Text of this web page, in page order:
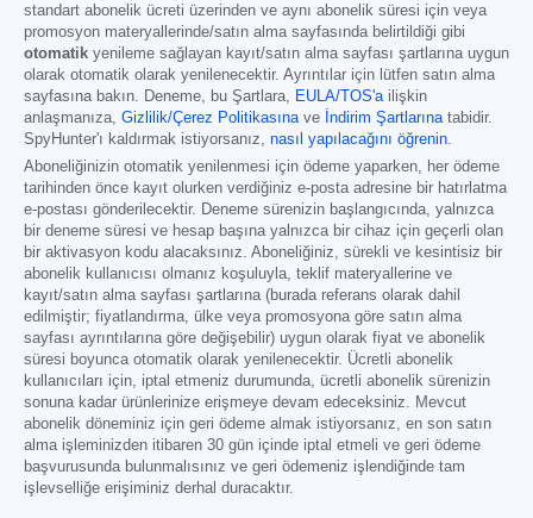
standart abonelik ücreti üzerinden ve aynı abonelik süresi için veya
promosyon materyallerinde/satın alma sayfasında belirtildiği gibi
otomatik yenileme sağlayan kayıt/satın alma sayfası şartlarına uygun
olarak otomatik olarak yenilenecektir. Ayrıntılar için lütfen satın alma
sayfasına bakın. Deneme, bu Şartlara,
EULA/TOS'a ilişkin
anlaşmanıza, Gizlilik/Çerez Politikasına ve İndirim Şartlarına tabidir.
SpyHunter'ı kaldırmak istiyorsanız, nasıl yapılacağını öğrenin
Aboneliğinizin otomatik yenilenmesi için ödeme yaparken, her ödeme
tarihinden önce kayıt olurken verdiğiniz e-posta adresine bir hatırlatma
e-postası gönderilecektir. Deneme sürenizin başlangıcında, yalnızca
bir deneme süresi ve hesap başına yalnızca bir cihaz için geçerli olan
bir aktivasyon kodu alacaksınız. Aboneliğiniz, sürekli ve kesintisiz bir
abonelik kullanıcısı olmanız koşuluyla, teklif materyallerine ve
kayıt/satın alma sayfası şartlarına (burada referans olarak dahil
edilmiştir; fiyatlandırma, ülke veya promosyona göre satın alma
sayfası ayrıntılarına göre değişebilir) uygun olarak fiyat ve abonelik
süresi boyunca otomatik olarak yenilenecektir. Ücretli abonelik
kullanıcıları için, iptal etmeniz durumunda, ücretli abonelik sürenizin
sonuna kadar ürünlerinize erişmeye devam edeceksiniz. Mevcut
abonelik döneminiz için geri ödeme almak istiyorsanız, en son satın
alma işleminizden itibaren 30 gün içinde iptal etmeli ve geri ödeme
başvurusunda bulunmalısınız ve geri ödemeniz işlendiğinde tam
işlevselliğe erişiminiz derhal duracaktır.